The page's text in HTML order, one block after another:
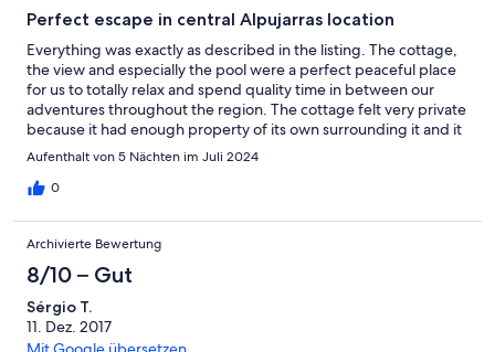
Perfect escape in central Alpujarras location
Everything was exactly as described in the listing. The cottage,
the view and especially the pool were a perfect peaceful place
for us to totally relax and spend quality time in between our
adventures throughout the region. The cottage felt very private
because it had enough property of its own surrounding it and it
is separated from the other house where other guests stay. The
technically shared with a couple of others who may be in the
and umbrella, so it felt very much our own. Oliver and Maria
were amazing hosts, responsive and very knowledgeable -
willing to help with all our questions about everything local. The
details in decor and care of the property are evidence of how
invested they are in what they are offering their guests. Their
welcome book had great recommendations for activities, food
and more. I highly recommend this property for a family or other
Aufenthalt von 5 Nächten im Juli 2024
0
Archivierte Bewertung
8/10 – Gut
Sérgio T.
11. Dez. 2017